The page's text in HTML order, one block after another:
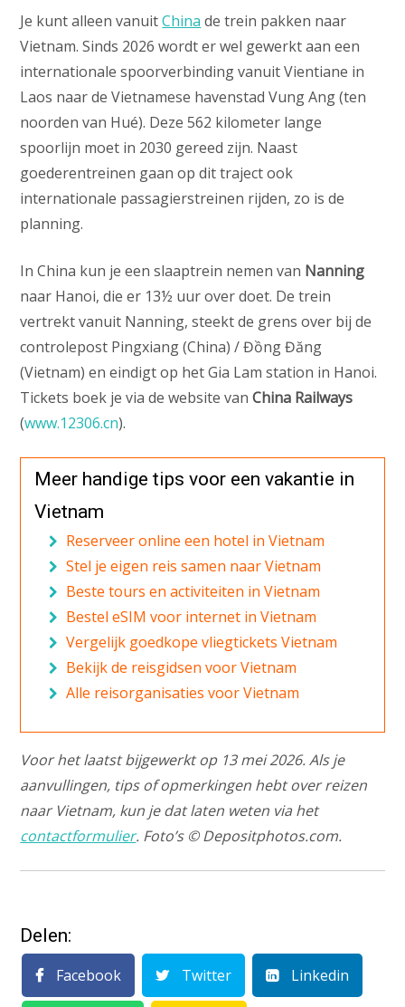
Je kunt alleen vanuitChina de trein pakken naar
Vietnam. Sinds 2026 wordt er wel gewerkt aan een
internationale spoorverbinding vanuit Vientiane in
Laos naar de Vietnamese havenstad Vung Ang (ten
noorden van Hué). Deze 562 kilometer lange
spoorlijn moet in 2030 gereed zijn. Naast
goederentreinen gaan op dit traject ook
internationale passagierstreinen rijden, zo is de
planning.
In China kun je een slaaptrein nemen van Nanning
naar Hanoi, die er 13½ uur over doet. De trein
vertrekt vanuit Nanning, steekt de grens over bij de
controlepost Pingxiang (China) / Đồng Đăng
(Vietnam) en eindigt op het Gia Lam station in Hanoi.
Tickets boek je via de website vanChina Railways
(www.12306.cn).
Meer handige tips voor een vakantie in
Vietnam
Reserveer online een hotel in Vietnam
Stel je eigen reis samen naar Vietnam
Beste tours en activiteiten in Vietnam
Bestel eSIM voor internet in Vietnam
Vergelijk goedkope vliegtickets Vietnam
Bekijk de reisgidsen voor Vietnam
Alle reisorganisaties voor Vietnam
Voor het laatst bijgewerkt op 13 mei 2026. Als je
aanvullingen, tips of opmerkingen hebt over reizen
naar Vietnam, kun je dat laten weten via het
contactformulier. Foto’s © Depositphotos.com.
Delen:
Facebook Twitter Linkedin